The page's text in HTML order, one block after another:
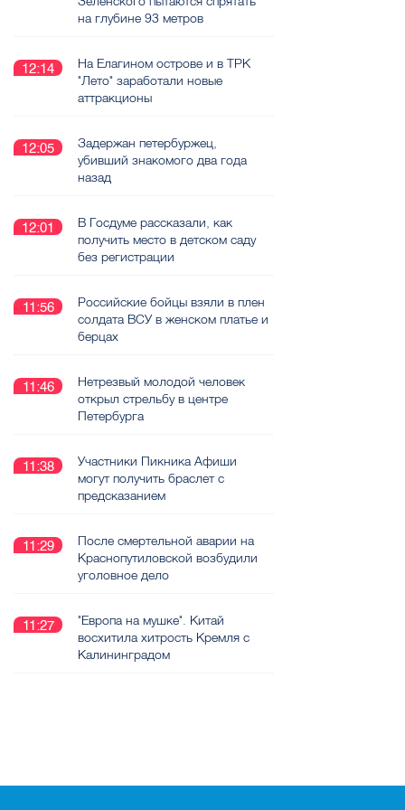
на глубине 93 метров
12:14
На Елагином острове и в ТРК
"Лето" заработали новые
аттракционы
12:05
Задержан петербуржец,
убивший знакомого два года
назад
12:01
В Госдуме рассказали, как
получить место в детском саду
без регистрации
11:56
Российские бойцы взяли в плен
солдата ВСУ в женском платье и
берцах
11:46
Нетрезвый молодой человек
открыл стрельбу в центре
Петербурга
11:38
Участники Пикника Афиши
могут получить браслет с
предсказанием
11:29
После смертельной аварии на
Краснопутиловской возбудили
уголовное дело
11:27
"Европа на мушке". Китай
восхитила хитрость Кремля с
Калининградом